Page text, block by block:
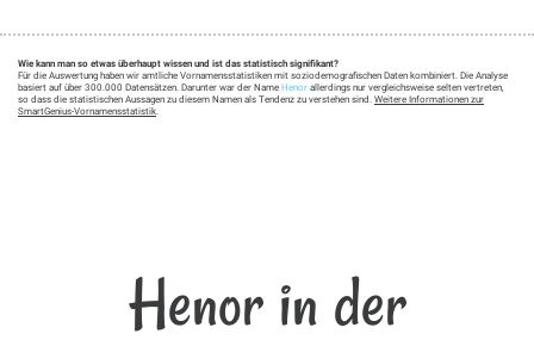
Wie kann man so etwas überhaupt wissen und ist das statistisch signifikant?
Für die Auswertung haben wir amtliche Vornamensstatistiken mit soziodemografischen Daten kombiniert. Die Analyse
basiert auf über 300.000 Datensätzen. Darunter war der Name Henor allerdings nur vergleichsweise selten vertreten,
so dass die statistischen Aussagen zu diesem Namen als Tendenz zu verstehen sind. Weitere Informationen zur
SmartGenius-Vornamensstatistik.
Henor in der